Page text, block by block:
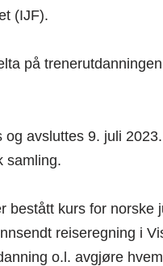
(IJF).
på
avsluttes 9. juli
samling.
bestått kurs for norske
reiseregning i
o.l. avgjøre